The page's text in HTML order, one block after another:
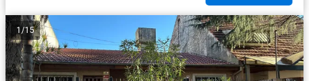
1 /15